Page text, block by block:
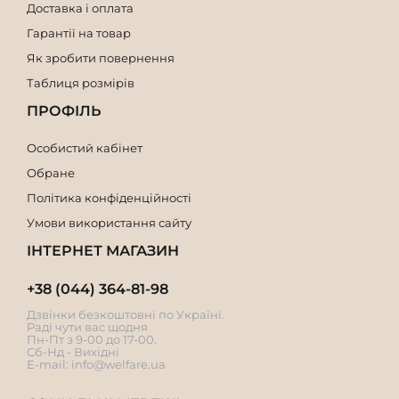
Доставка і оплата
Гарантії на товар
Як зробити повернення
Таблиця розмірів
ПРОФІЛЬ
Особистий кабінет
Обране
Політика конфіденційності
Умови використання сайту
ІНТЕРНЕТ МАГАЗИН
+38 (044) 364-81-98
Дзвінки безкоштовні по Україні.
Раді чути вас щодня
Пн-Пт з 9-00 до 17-00.
Сб-Нд - Вихідні
E-mail: info@welfare.ua